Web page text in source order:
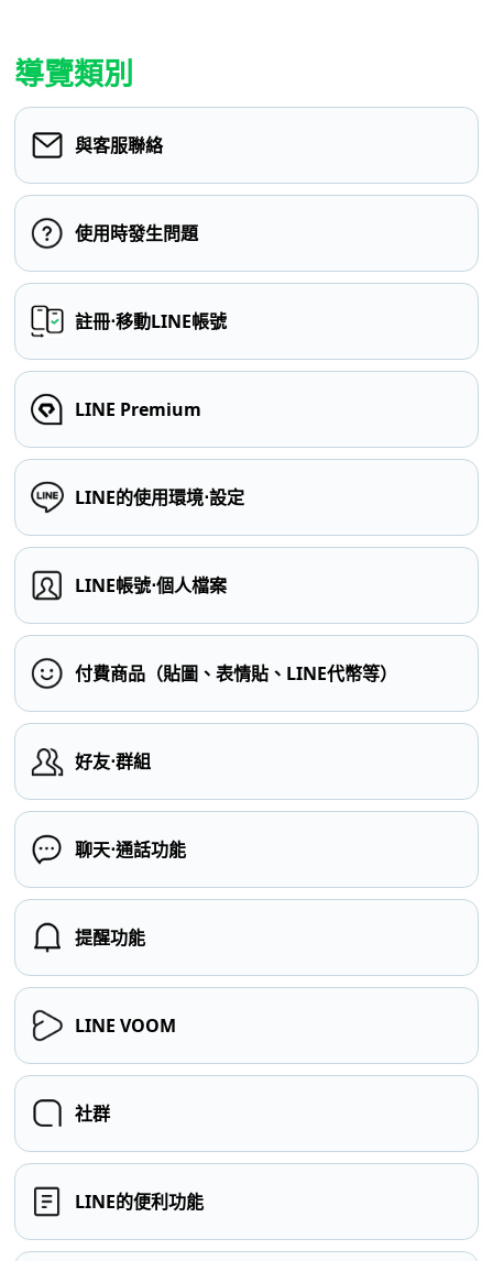
導覽類別
與客服聯絡
使用時發生問題
註冊⋅移動LINE帳號
LINE Premium
LINE的使用環境⋅設定
LINE帳號⋅個人檔案
付費商品（貼圖、表情貼、LINE代幣等）
好友⋅群組
聊天⋅通話功能
提醒功能
LINE VOOM
社群
LINE的便利功能